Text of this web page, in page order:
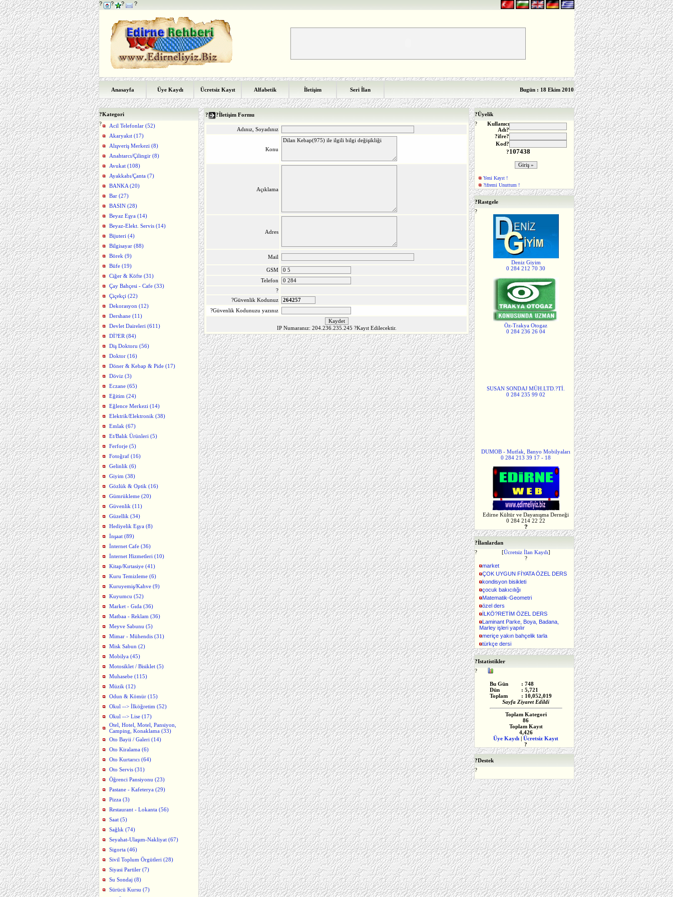
? ? ? ?
Anasayfa Üye Kaydı Ücretsiz Kayıt Alfabetik İletişim Seri İlan Bugün : 18 Ekim 2010
?Kategori
?
Acil Telefonlar (52)
Akaryakıt (17)
Alışveriş Merkezi (8)
Anahtarcı/Çilingir (8)
Avukat (108)
Ayakkabı/Çanta (7)
BANKA (20)
Bar (27)
BASIN (28)
Beyaz Eşya (14)
Beyaz-Elekt. Servis (14)
Bijuteri (4)
Bilgisayar (88)
Börek (9)
Büfe (19)
Ciğer & Köfte (31)
Çay Bahçesi - Cafe (33)
Çiçekçi (22)
Dekorasyon (12)
Dershane (11)
Devlet Daireleri (611)
Dİ?ER (84)
Diş Doktoru (56)
Doktor (16)
Döner & Kebap & Pide (17)
Döviz (3)
Eczane (65)
Eğitim (24)
Eğlence Merkezi (14)
Elektrik/Elektronik (38)
Emlak (67)
Et/Balık Ürünleri (5)
Ferforje (5)
Fotoğraf (16)
Gelinlik (6)
Giyim (38)
Gözlük & Optik (16)
Gümrükleme (20)
Güvenlik (11)
Güzellik (34)
Hediyelik Eşya (8)
İnşaat (89)
İnternet Cafe (36)
İnternet Hizmetleri (10)
Kitap/Kırtasiye (41)
Kuru Temizleme (6)
Kuruyemiş/Kahve (9)
Kuyumcu (52)
Market - Gıda (36)
Matbaa - Reklam (36)
Meyve Sabunu (5)
Mimar - Mühendis (31)
Misk Sabun (2)
Mobilya (45)
Motosiklet / Bisiklet (5)
Muhasebe (115)
Müzik (12)
Odun & Kömür (15)
Okul --> İlköğretim (52)
Okul --> Lise (17)
Otel, Hotel, Motel, Pansiyon,
Camping, Konaklama (33)
Oto Bayii / Galeri (14)
Oto Kiralama (6)
Oto Kurtarıcı (64)
Oto Servis (31)
Öğrenci Pansiyonu (23)
Pastane - Kafeterya (29)
Pizza (3)
Restaurant - Lokanta (56)
Saat (5)
Sağlık (74)
Seyahat-Ulaşım-Nakliyat (67)
Sigorta (46)
Sivil Toplum Örgütleri (28)
Siyasi Partiler (7)
Su Sondaj (8)
Sürücü Kursu (7)
? ?İletişim Formu
Adınız, Soyadınız
Konu
Açıklama
Adres
Mail
GSM
Telefon
?
?Güvenlik Kodunuz
?Güvenlik Kodunuzu yazınız
IP Numaranız: 204.236.235.245 ?Kayıt Edilecektir.
?Üyelik
?
Kullanıcı
Adı?
?ifre?
Kod?
?107438
Yeni Kayıt !
?ifremi Unuttum !
?Rastgele
?
Deniz Giyim
0 284 212 70 30
Öz-Trakya Otogaz
0 284 236 26 04
SUSAN SONDAJ MÜH.LTD.?Tİ.
0 284 235 99 02
DUMOB - Mutfak, Banyo Mobilyaları
0 284 213 39 17 - 18
Edirne Kültür ve Dayanışma Derneği
0 284 214 22 22
?
?İlanlardan
?
[Ücretsiz İlan Kaydı]
?
market
ÇOK UYGUN FİYATA ÖZEL DERS
kondisyon bisikleti
çocuk bakıcılığı
Matematik-Geometri
özel ders
İLKÖ?RETİM ÖZEL DERS
Laminant Parke, Boya, Badana,
Marley işleri yapılır
meriçe yakın bahçelik tarla
türkçe dersi
?Istatistikler
?
Bu Gün
: 748
Dün
: 5,721
Toplam
: 10,052,019
Sayfa Ziyaret Edildi
Toplam Kategori
86
Toplam Kayıt
4,426
Üye Kaydı | Ücretsiz Kayıt
?
?Destek
?